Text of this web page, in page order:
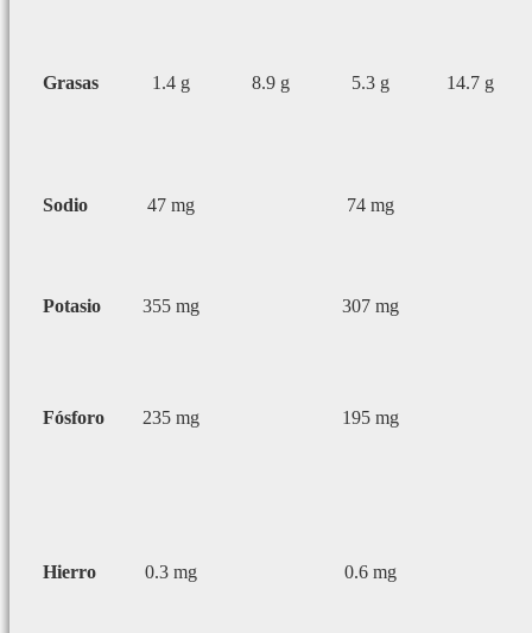
Grasas 1.4 g 8.9 g 5.3 g 14.7 g
Sodio 47 mg 74 mg
Potasio 355 mg 307 mg
Fósforo 235 mg 195 mg
Hierro 0.3 mg 0.6 mg